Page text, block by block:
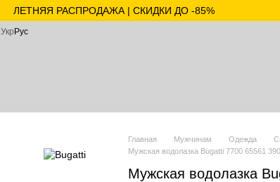
ЛЕТНЯЯ РАСПРОДАЖА | СКИДКИ ДО -85%
Укр Рус
Главная Мужчинам Одежда
Мужская водолазка Bugatti 7700 65561
Мужская водолазка